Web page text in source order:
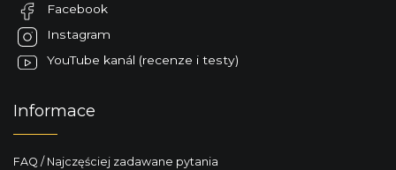
Facebook
Instagram
YouTube kanál (recenze i testy)
Informace
FAQ / Najczęściej zadawane pytania